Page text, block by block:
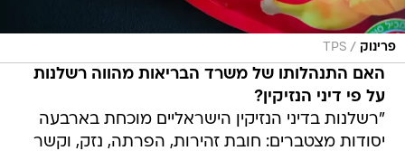
פרינוק /
TPS
האם התנהלותו של משרד הבריאות מהווה רשלנות
על פי דיני הנזיקין?
"רשלנות בדיני הנזיקין הישראליים מוכחת בארבעה
יסודות מצטברים: חובת זהירות, הפרתה, נזק, וקשר